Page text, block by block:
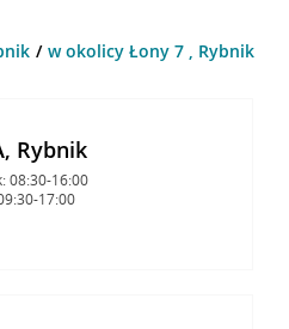
w okolicy Łony 7 , Rybnik
Rybnik
08:30-16:00
17:00